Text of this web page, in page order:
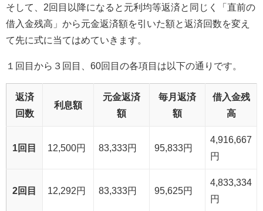
そして、2回目以降になると元利均等返済と同じく「直前の
借入金残高」から元金返済額を引いた額と返済回数を変え
て先に式に当てはめていきます。
１回目から３回目、60回目の各項目は以下の通りです。
返済
回数
利息額
元金返済
額
毎月返済
額
借入金残
高
1回目 12,500円 83,333円 95,833円
4,916,667
円
2回目 12,292円 83,333円 95,625円
4,833,334
円